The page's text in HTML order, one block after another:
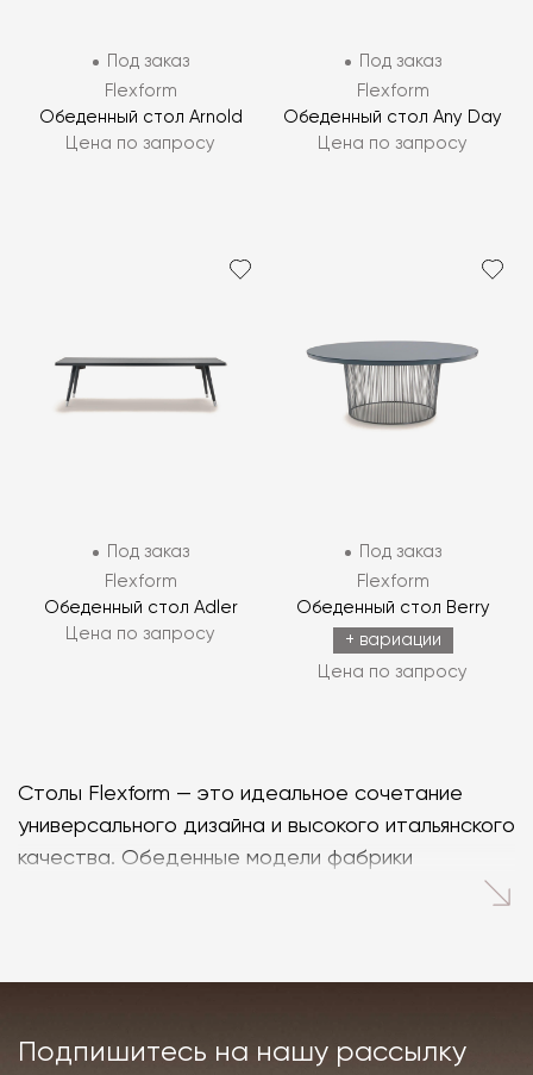
Под заказ
Flexform
Обеденный стол Arnold
Цена по запросу
Под заказ
Flexform
Обеденный стол Any Day
Цена по запросу
Под заказ
Flexform
Обеденный стол Adler
Цена по запросу
Под заказ
Flexform
Обеденный стол Berry
+ вариации
Цена по запросу
Столы Flexform — это идеальное сочетание
универсального дизайна и высокого итальянского
качества. Обеденные модели фабрики
бренда
элегантными скруглёнными и классическими
перекладинами и минималистичной отделкой.
Подпишитесь на нашу рассылку